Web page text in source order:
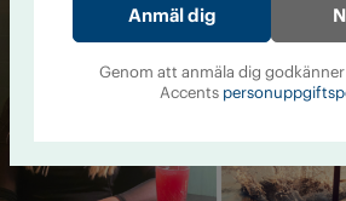
Genom att anmäla dig
Accents